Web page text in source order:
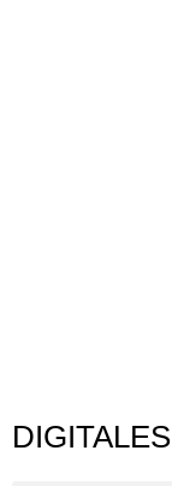
DIGITALES